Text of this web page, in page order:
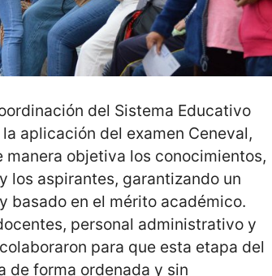
del Sistema Educativo
aplicación del examen Ceneval,
objetiva los conocimientos,
los aspirantes, garantizando un
basado en el mérito académico.
personal administrativo y
para que esta etapa del
de forma ordenada y sin